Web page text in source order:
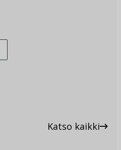
Katso kaikki